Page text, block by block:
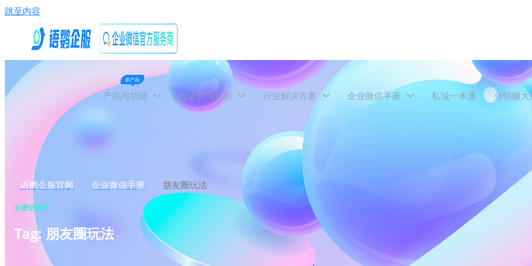
跳至内容
新产品
产品与功能 代运营与定制 行业解决方案 企业微信手册 私域一本通 分销赚大
语鹦企服官网 企业微信手册 朋友圈玩法
企微研究院
Tag: 朋友圈玩法